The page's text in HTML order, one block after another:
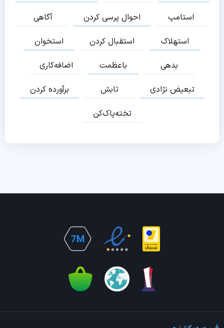
آگاهی
احوال پرسی کردن
استامپ
استخوان
استقبال کردن
استهلاک
اضافه‌کاری
باعظمت
بدهی
برآورده کردن
تابش
تبعیض نژادی
تخته‌پاک‌کن